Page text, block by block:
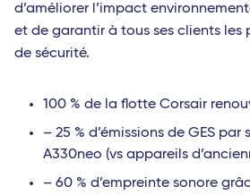
d’améliorer l’impact
et de garantir à tous ses clients les
de sécurité.
100 % de la flotte Corsair
– 25 % d’émissions de GES
A330neo (vs appareils
– 60 % d’empreinte sonore